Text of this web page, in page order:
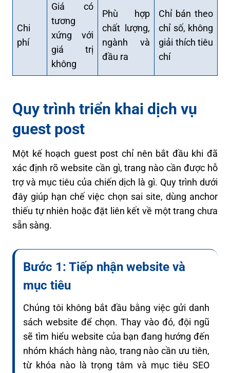
Chi
phí
Giá có
tương
xứng với
giá trị
không
Phù hợp
chất lượng,
ngành và
đầu ra
Chỉ bán theo
chỉ số, không
giải thích tiêu
chí
Quy trình triển khai dịch vụ
guest post
Một kế hoạch guest post chỉ nên bắt đầu khi đã
xác định rõ website cần gì, trang nào cần được hỗ
trợ và mục tiêu của chiến dịch là gì. Quy trình dưới
đây giúp hạn chế việc chọn sai site, dùng anchor
thiếu tự nhiên hoặc đặt liên kết về một trang chưa
sẵn sàng.
Bước 1: Tiếp nhận website và
mục tiêu
Chúng tôi không bắt đầu bằng việc gửi danh
sách website để chọn. Thay vào đó, đội ngũ
sẽ tìm hiểu website của bạn đang hướng đến
nhóm khách hàng nào, trang nào cần ưu tiên,
từ khóa nào là trọng tâm và mục tiêu SEO